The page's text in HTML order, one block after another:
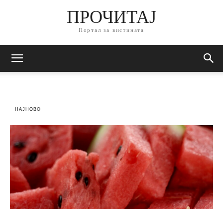
ПРОЧИТАЈ
Портал за вистината
НАЈНОВО